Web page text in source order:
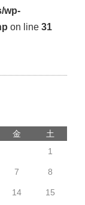
wp-
on line 31
金
土
1
7 8
14 15